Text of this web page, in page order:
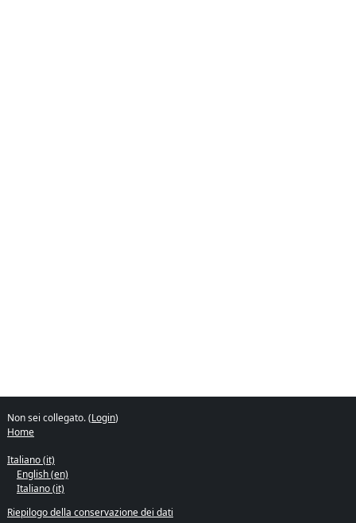
Non sei collegato. (Login)
Home
Italiano ‎(it)‎
English ‎(en)‎
Italiano ‎(it)‎
Riepilogo della conservazione dei dati